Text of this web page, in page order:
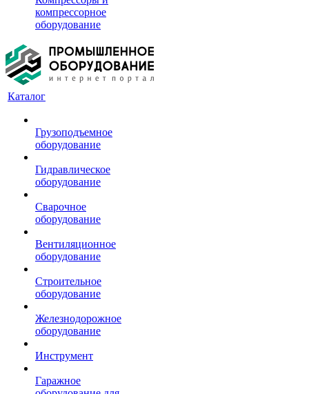
компрессорное
оборудование
Каталог
Грузоподъемное
оборудование
Гидравлическое
оборудование
Сварочное
оборудование
Вентиляционное
оборудование
Строительное
оборудование
Железнодорожное
оборудование
Инструмент
Гаражное